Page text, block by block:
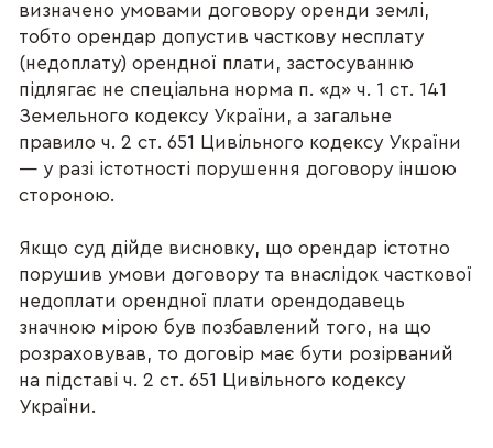
визначено умовами договору оренди землі,
тобто орендар допустив часткову несплату
(недоплату) орендної плати, застосуванню
підлягає не спеціальна норма п. «д» ч. 1 ст. 141
Земельного кодексу України, а загальне
правило ч. 2 ст. 651 Цивільного кодексу України
— у разі істотності порушення договору іншою
стороною.
Якщо суд дійде висновку, що орендар істотно
порушив умови договору та внаслідок часткової
недоплати орендної плати орендодавець
значною мірою був позбавлений того, на що
розраховував, то договір має бути розірваний
на підставі ч. 2 ст. 651 Цивільного кодексу
України.